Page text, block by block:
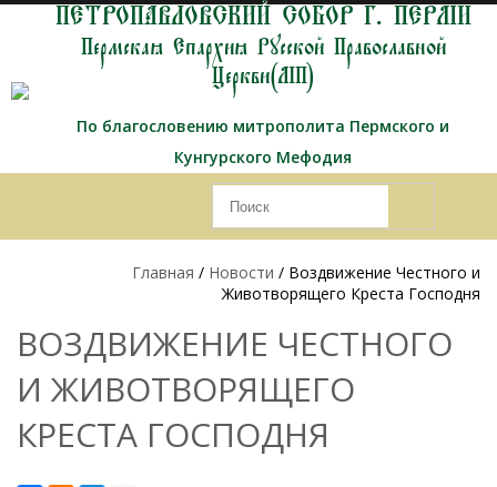
ПЕТРОПАВЛОВСКИЙ СОБОР Г. ПЕРМИ
Пермская Епархия Русской Православной
Церкви(МП)
По благословению митрополита Пермского и
Кунгурского Мефодия
Главная / Новости / Воздвижение Честного и
Животворящего Креста Господня
ВОЗДВИЖЕНИЕ ЧЕСТНОГО
И ЖИВОТВОРЯЩЕГО
КРЕСТА ГОСПОДНЯ